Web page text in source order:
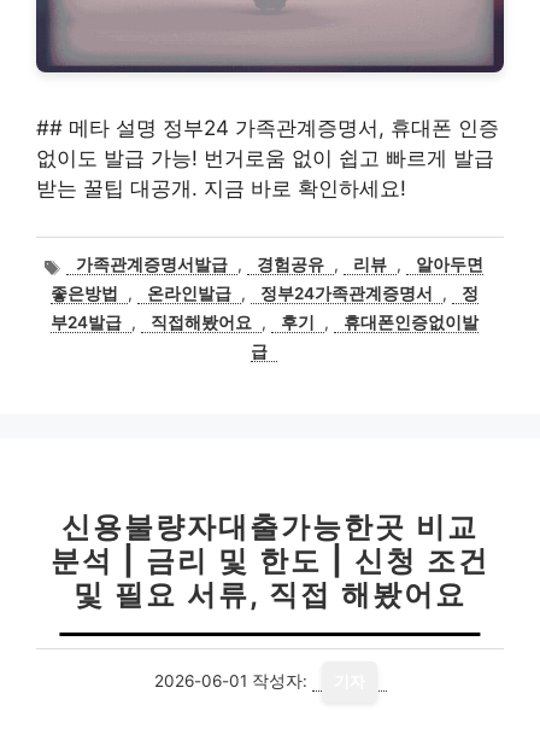
## 메타 설명 정부24 가족관계증명서, 휴대폰 인증
없이도 발급 가능! 번거로움 없이 쉽고 빠르게 발급
받는 꿀팁 대공개. 지금 바로 확인하세요!
태
그
가족관계증명서발급 , 경험공유 , 리뷰 ,
알아두면
좋은방법
, 온라인발급 , 정부24가족관계증명서 ,
정
부24발급 , 직접해봤어요 , 후기 ,
휴대폰인증없이발
급
신용불량자대출가능한곳 비교
분석 | 금리 및 한도 | 신청 조건
및 필요 서류, 직접 해봤어요
2026-06-01 작성자: